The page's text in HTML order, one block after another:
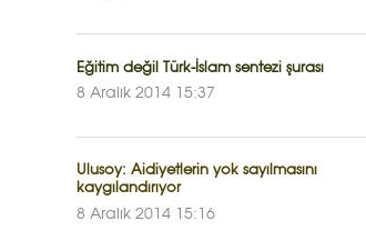
Eğitim değil Türk-İslam sentezi şurası
8 Aralık 2014 15:37
Ulusoy: Aidiyetlerin yok sayılmasını
kaygılandırıyor
8 Aralık 2014 15:16